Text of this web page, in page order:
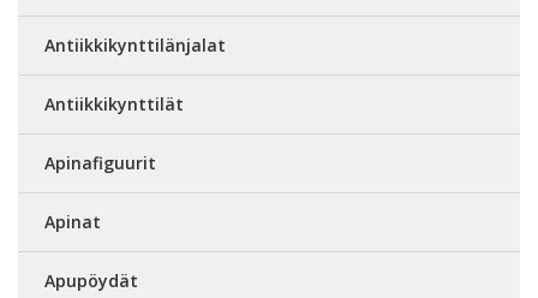
Antiikkikynttilänjalat
Antiikkikynttilät
Apinafiguurit
Apinat
Apupöydät